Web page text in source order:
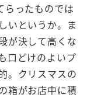
らったものでは
いというか。ま
が決して高くな
口どけのよいプ
。クリスマスの
箱がお店中に積